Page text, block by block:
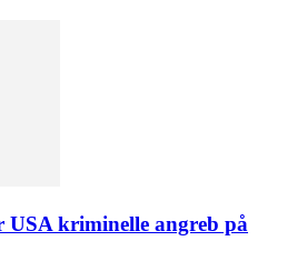
kriminelle angreb på